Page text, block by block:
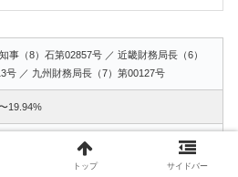
事（8）石第02857号 ／ 近畿財務局長（6）
号 ／ 九州財務局長（7）第00127号
19.94%
万円
トップ サイドバー